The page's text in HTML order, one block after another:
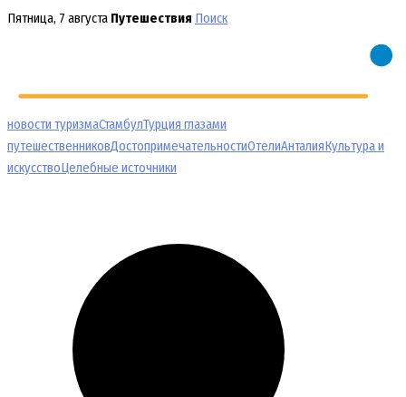
Перейти
Пятница, 7 августа Путешествия Поиск
новости туризмаСтамбулТурция глазами
путешественниковДостопримечательностиОтелиАнталияКультура и
искусствоЦелебные источники